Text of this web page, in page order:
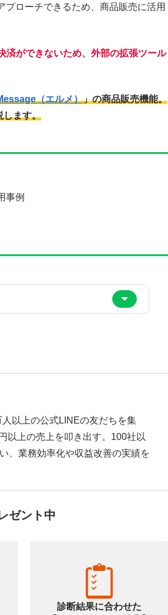
ローチできるため、商品販売に活用
済ができないため、外部の拡張ツール
（エルメ）」の商品販売機能。
します。
事例
以上の公式LINEの友だちを集
以上の売上を叩き出す。100社以
、業務効率化や収益改善の実績を
ゼント中
診断結果に合わせた